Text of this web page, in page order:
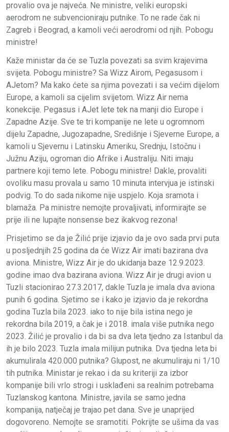
provalio ova je najveća. Ne ministre, veliki europski
aerodrom ne subvencioniraju putnike. To ne rade čak ni
Zagreb i Beograd, a kamoli veći aerodromi od njih. Pobogu
ministre!
Kaže ministar da će se Tuzla povezati sa svim krajevima
svijeta. Pobogu ministre? Sa Wizz Airom, Pegasusom i
AJetom? Ma kako ćete sa njima povezati i sa većim dijelom
Europe, a kamoli sa cijelim svijetom. Wizz Air nema
konekcije. Pegasus i AJet lete tek na manji dio Europe i
Zapadne Azije. Sve te tri kompanije ne lete u ogromnom
dijelu Zapadne, Jugozapadne, Središnje i Sjeverne Europe, a
kamoli u Sjevernu i Latinsku Ameriku, Srednju, Istočnu i
Južnu Aziju, ogroman dio Afrike i Australiju. Niti imaju
partnere koji temo lete. Pobogu ministre! Dakle, provaliti
ovoliku masu provala u samo 10 minuta intervjua je istinski
podvig. To do sada nikome nije uspjelo. Koja sramota i
blamaža. Pa ministre nemojte provaljivati, informirajte se
prije ili ne lupajte nonsense bez ikakvog rezona!
Prisjetimo se da je Žilić prije izjavio da je ovo sada prvi puta
u posljednjih 25 godina da će Wizz Air imati bazirana dva
aviona. Ministre, Wizz Air je do ukidanja baze 12.9.2023.
godine imao dva bazirana aviona. Wizz Air je drugi avion u
Tuzli stacionirao 27.3.2017, dakle Tuzla je imala dva aviona
punih 6 godina. Sjetimo se i kako je izjavio da je rekordna
godina Tuzla bila 2023. iako to nije bila istina nego je
rekordna bila 2019, a čak je i 2018. imala više putnika nego
2023. Žilić je provalio i da bi sa dva leta tjedno za Istanbul da
ih je bilo 2023. Tuzla imala milijun putnika. Dva tjedna leta bi
akumulirala 420.000 putnika? Glupost, ne akumuliraju ni 1/10
tih putnika. Ministar je rekao i da su kriteriji za izbor
kompanije bili vrlo strogi i usklađeni sa realnim potrebama
Tuzlanskog kantona. Ministre, javila se samo jedna
kompanija, natječaj je trajao pet dana. Sve je unaprijed
dogovoreno. Nemojte se sramotiti. Pokrijte se ušima da vas